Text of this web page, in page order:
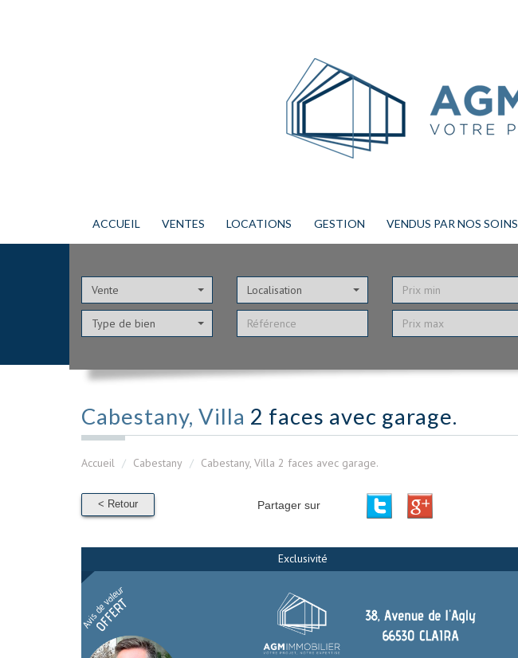
ACCUEIL VENTES LOCATIONS GESTION VENDUS PAR NOS SOINS
Vente
Type de bien
Localisation
Cabestany, Villa 2 faces avec garage.
Accueil Cabestany Cabestany, Villa 2 faces avec garage.
< Retour Partager sur
Exclusivité